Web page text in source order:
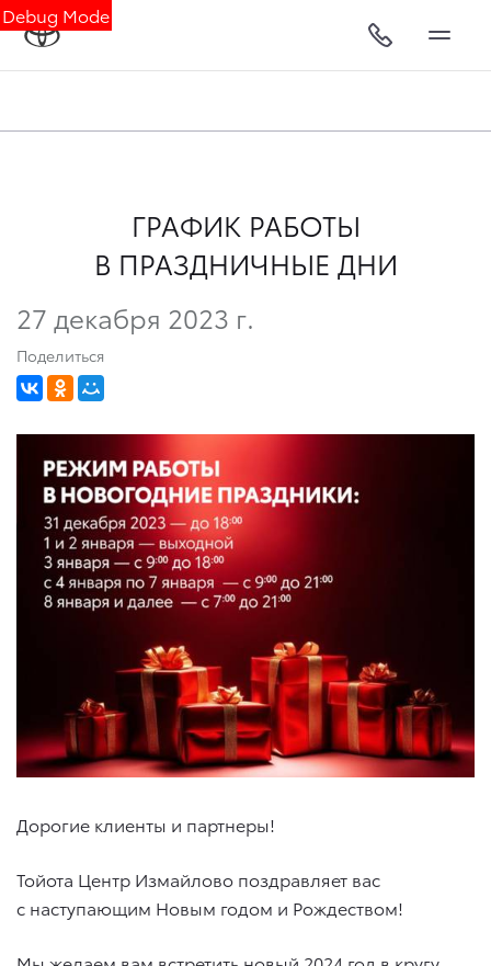
Debug Mode
ГРАФИК РАБОТЫ
В ПРАЗДНИЧНЫЕ ДНИ
27 декабря 2023 г.
Поделиться
Дорогие клиенты и партнеры!
Тойота Центр Измайлово поздравляет вас
с наступающим Новым годом и Рождеством!